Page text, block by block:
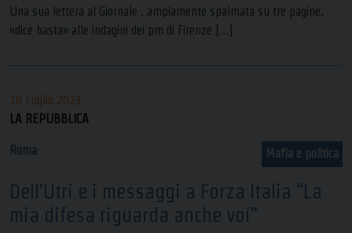
Una sua lettera al Giornale , ampiamente spalmata su tre pagine,
«dice basta» alle indagini dei pm di Firenze […]
18 Luglio 2023
LA REPUBBLICA
Mafia e politica
Roma
Dell’Utri e i messaggi a Forza Italia “La
mia difesa riguarda anche voi”